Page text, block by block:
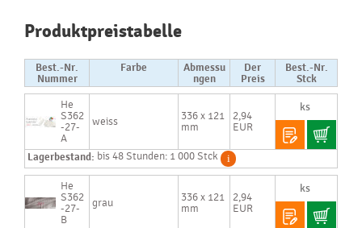
Produktpreistabelle
Best.-Nr.
Nummer
Farbe
Abmessu
ngen
Der
Preis
Best.-Nr.
Stck
He
S362
-27-
A
weiss
336 x 121
mm
2,94
EUR
Lagerbestand: bis 48 Stunden: 1 000 Stck
He
S362
-27-
B
grau
336 x 121
mm
2,94
EUR